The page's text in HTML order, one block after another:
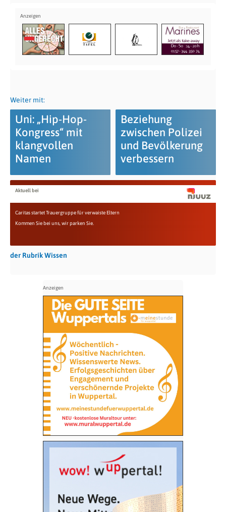
Weiter mit:
Uni: „Hip-Hop-
Kongress“ mit
klangvollen
Namen
Beziehung
zwischen Polizei
und Bevölkerung
verbessern
Aktuell bei
Caritas startet Trauergruppe für verwaiste Eltern
Kommen Sie bei uns, wir parken Sie.
der Rubrik Wissen